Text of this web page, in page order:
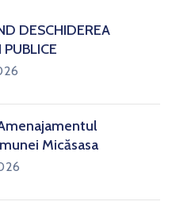
DESCHIDEREA
Micăsasa